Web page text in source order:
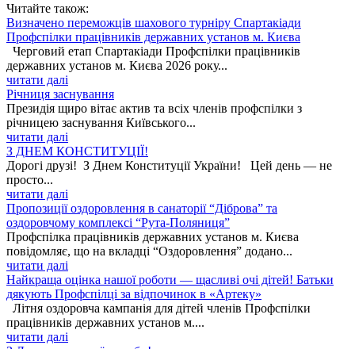
Читайте також:
Визначено переможців шахового турніру Спартакіади
Профспілки працівників державних установ м. Києва
Черговий етап Спартакіади Профспілки працівників
державних установ м. Києва 2026 року...
читати далі
Річниця заснування
Президія щиро вітає актив та всіх членів профспілки з
річницею заснування Київського...
читати далі
З ДНЕМ КОНСТИТУЦІЇ!
Дорогі друзі! З Днем Конституції України! Цей день — не
просто...
читати далі
Пропозиції оздоровлення в санаторії “Діброва” та
оздоровчому комплексі “Рута-Поляниця”
Профспілка працівників державних установ м. Києва
повідомляє, що на вкладці “Оздоровлення” додано...
читати далі
Найкраща оцінка нашої роботи — щасливі очі дітей! Батьки
дякують Профспілці за відпочинок в «Артеку»
Літня оздоровча кампанія для дітей членів Профспілки
працівників державних установ м....
читати далі